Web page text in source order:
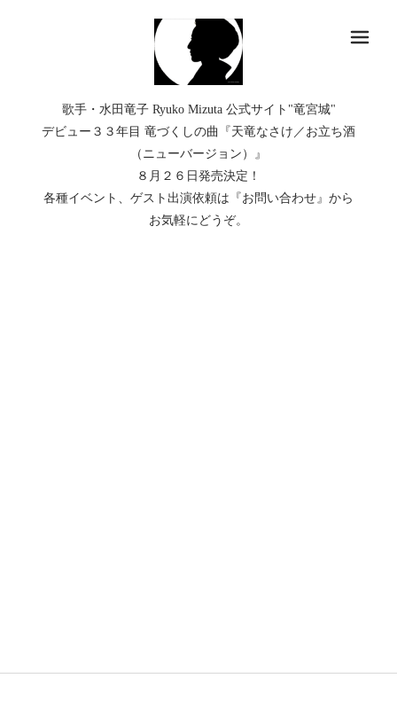
歌手・水田竜子 Ryuko Mizuta 公式サイト"竜宮城"
デビュー３３年目 竜づくしの曲『天竜なさけ／お立ち酒
（ニューバージョン）』
８月２６日発売決定！
各種イベント、ゲスト出演依頼は『お問い合わせ』から
お気軽にどうぞ。